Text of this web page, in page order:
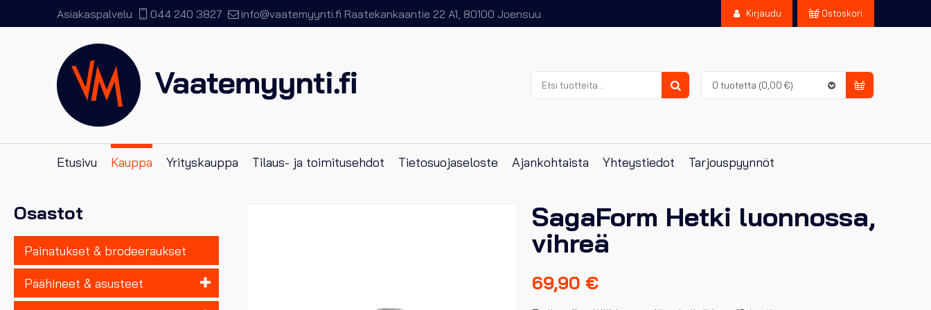
Asiakaspalvelu 044 240 3827 info@vaatemyynti.fi Raatekankaantie 22 A1, 80100 Joensuu Kirjaudu Ostoskori
0 tuotetta (0,00 €)
Etsi:
Etusivu Kauppa Yrityskauppa Tilaus- ja toimitusehdot Tietosuojaseloste Ajankohtaista Yhteystiedot Tarjouspyynnöt
Osastot
Painatukset & brodeeraukset
Päähineet & asusteet
SagaForm Hetki luonnossa,
vihreä
69,90 €